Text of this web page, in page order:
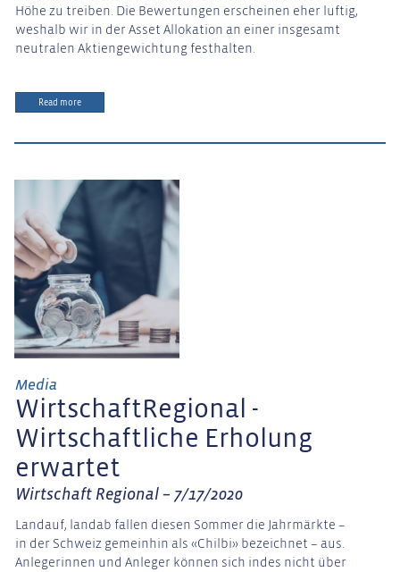
Höhe zu treiben. Die Bewertungen erscheinen eher luftig,
weshalb wir in der Asset Allokation an einer insgesamt
neutralen Aktiengewichtung festhalten.
Read more
Media
WirtschaftRegional -
Wirtschaftliche Erholung
erwartet
Wirtschaft Regional – 7/17/2020
Landauf, landab fallen diesen Sommer die Jahrmärkte –
in der Schweiz gemeinhin als «Chilbi» bezeichnet – aus.
Anlegerinnen und Anleger können sich indes nicht über